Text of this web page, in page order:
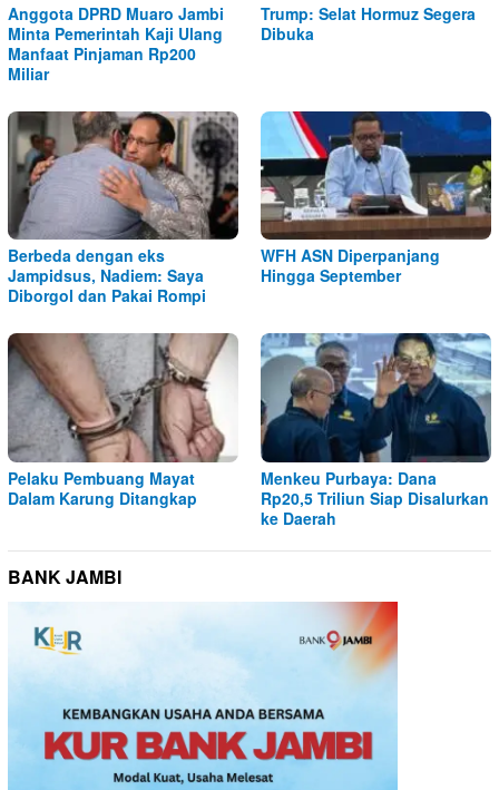
Anggota DPRD Muaro Jambi
Minta Pemerintah Kaji Ulang
Manfaat Pinjaman Rp200
Miliar
Trump: Selat Hormuz Segera
Dibuka
Berbeda dengan eks
Jampidsus, Nadiem: Saya
Diborgol dan Pakai Rompi
WFH ASN Diperpanjang
Hingga September
Pelaku Pembuang Mayat
Dalam Karung Ditangkap
Menkeu Purbaya: Dana
Rp20,5 Triliun Siap Disalurkan
ke Daerah
BANK JAMBI